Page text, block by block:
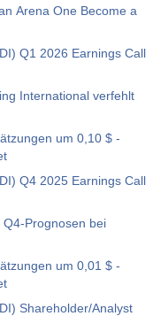
Arena One Become a
Q1 2026 Earnings Call
International verfehlt
um 0,10 $ -
Q4 2025 Earnings Call
Prognosen bei
um 0,01 $ -
Shareholder/Analyst